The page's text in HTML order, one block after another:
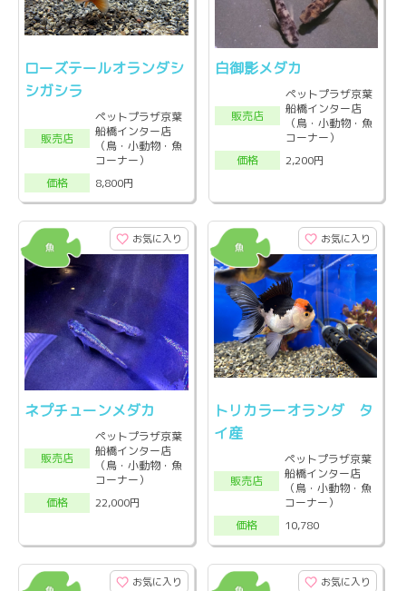
ローズテールオランダシ
シガシラ
販売店
ペットプラザ京葉
船橋インター店
（鳥・小動物・魚
コーナー）
価格
8,800円
白御影メダカ
販売店
ペットプラザ京葉
船橋インター店
（鳥・小動物・魚
コーナー）
価格
2,200円
お気に入り
ネプチューンメダカ
販売店
ペットプラザ京葉
船橋インター店
（鳥・小動物・魚
コーナー）
価格
22,000円
お気に入り
トリカラーオランダ タ
イ産
販売店
ペットプラザ京葉
船橋インター店
（鳥・小動物・魚
コーナー）
価格
10,780
お気に入り お気に入り